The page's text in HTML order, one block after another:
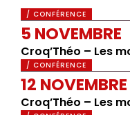
/ CONFÉRENCE
5 NOVEMBRE
Croq’Théo – Les
/ CONFÉRENCE
12 NOVEMBRE
Croq’Théo – Les